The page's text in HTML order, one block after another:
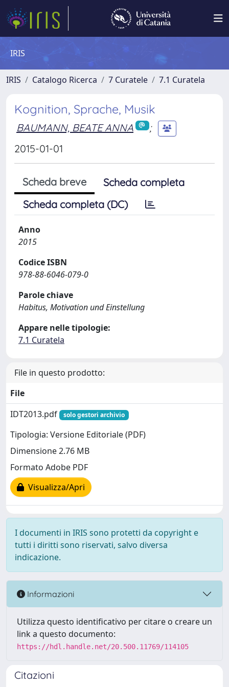
IRIS
IRIS Catalogo Ricerca 7 Curatele 7.1 Curatela
Kognition, Sprache, Musik
BAUMANN, BEATE ANNA
;
2015-01-01
Scheda breve
Scheda completa
Scheda completa (DC)
Anno
2015
Codice ISBN
978-88-6046-079-0
Parole chiave
Habitus, Motivation und Einstellung
Appare nelle tipologie:
7.1 Curatela
File in questo prodotto:
File
IDT2013.pdf
solo gestori archivio
Tipologia: Versione Editoriale (PDF)
Dimensione 2.76 MB
Formato Adobe PDF
Visualizza/Apri
I documenti in IRIS sono protetti da copyright e
tutti i diritti sono riservati, salvo diversa
indicazione.
Informazioni
Utilizza questo identificativo per citare o creare un
link a questo documento:
https://hdl.handle.net/20.500.11769/114105
Citazioni